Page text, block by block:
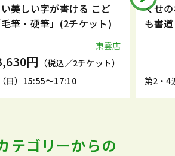
美しい字が書ける こど
筆・硬筆」(2チケット)
東雲店
円（税込／2チケット）
日）15:55～17:10
くせの
も書
第2・4
テゴリーからの